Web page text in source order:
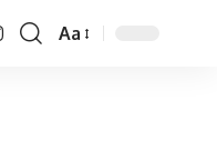
Font
Aa